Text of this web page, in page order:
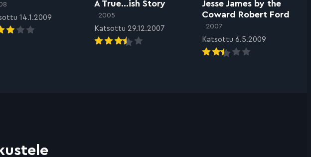
14.1.2009
A True…ish Story
2005
Katsottu 29.12.2007
Jesse James by the
Coward Robert Ford
2007
Katsottu 6.5.2009